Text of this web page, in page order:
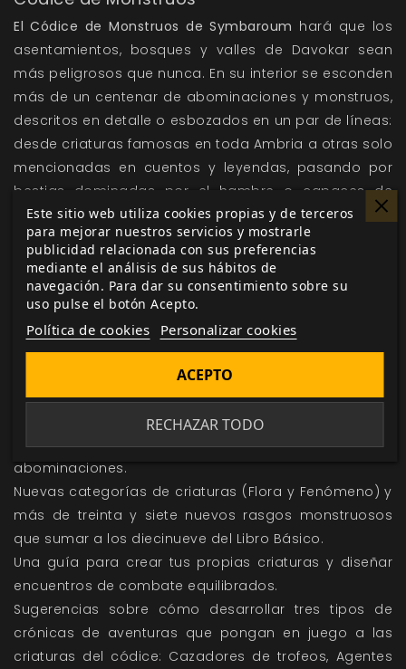
El Códice de Monstruos de Symbaroum hará que los
asentamientos, bosques y valles de Davokar sean
más peligrosos que nunca. En su interior se esconden
más de un centenar de abominaciones y monstruos,
descritos en detalle o esbozados en un par de líneas:
desde criaturas famosas en toda Ambria a otras solo
mencionadas en cuentos y leyendas, pasando por
bestias dominadas por el hambre o capaces de
razonar. El contenido de este bestiario y los consejos
que hemos incluido sobre cómo crear tus propias
criaturas te proporcionará material para cientos de
horas de juego.
Contenido
Más de treinta criaturas completamente descritas e
ilustradas y acompañadas de ideas para convertirlas
en aventuras o desafíos.
Una sección completa con las descripciones y
atributos de PNJ genéricos, monstruos, bestias y
abominaciones.
Nuevas categorías de criaturas (Flora y Fenómeno) y
más de treinta y siete nuevos rasgos monstruosos
que sumar a los diecinueve del Libro Básico.
Una guía para crear tus propias criaturas y diseñar
encuentros de combate equilibrados.
Sugerencias sobre cómo desarrollar tres tipos de
crónicas de aventuras que pongan en juego a las
criaturas del códice: Cazadores de trofeos, Agentes
Este sitio web utiliza cookies propias y de terceros
para mejorar nuestros servicios y mostrarle
publicidad relacionada con sus preferencias
mediante el análisis de sus hábitos de
navegación. Para dar su consentimiento sobre su
uso pulse el botón Acepto.
Política de cookies Personalizar cookies
RECHAZAR TODO
ACEPTO